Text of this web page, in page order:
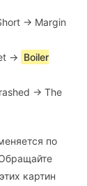
→ Margin
→ Boiler
→ The
по
картин